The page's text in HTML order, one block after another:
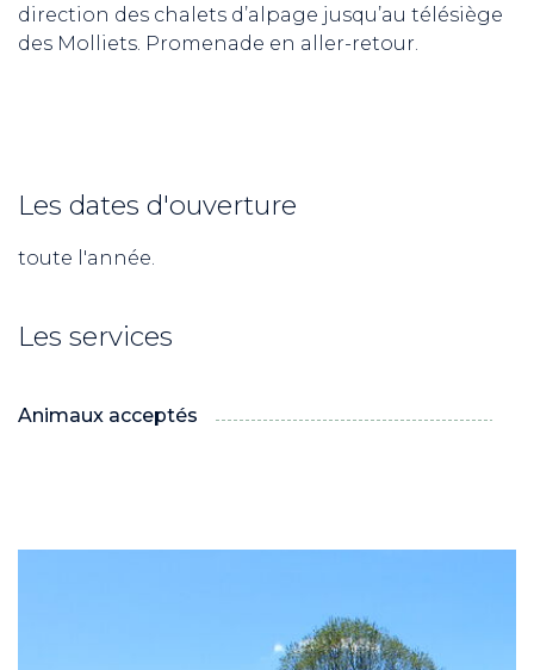
direction des chalets d’alpage jusqu’au télésiège
des Molliets. Promenade en aller-retour.
Les dates d'ouverture
toute l'année.
Les services
Animaux acceptés